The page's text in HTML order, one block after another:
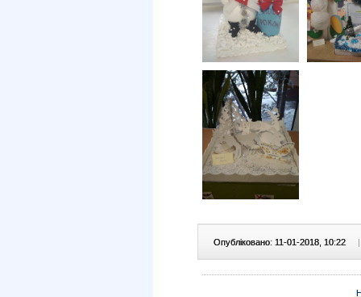
Опубліковано: 11-01-2018, 10:22 |